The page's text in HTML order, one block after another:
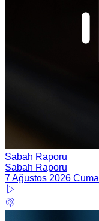
Sabah Raporu
Sabah Raporu
7 Ağustos 2026 Cuma